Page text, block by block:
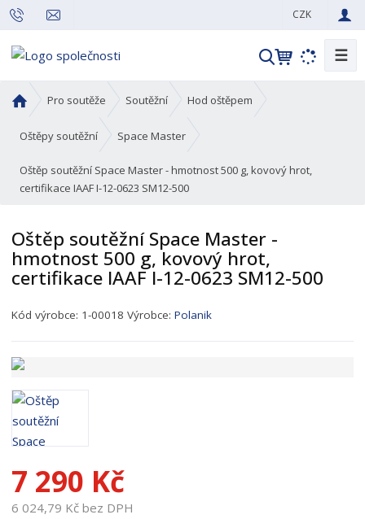
CZK
V
a
☰
o
n
í
r
a
n
Pro soutěže Soutěžní Hod oštěpem
Oštěpy soutěžní Space Master
Oštěp soutěžní Space Master - hmotnost 500 g, kovový hrot,
certifikace IAAF I-12-0623 SM12-500
Oštěp soutěžní Space Master -
hmotnost 500 g, kovový hrot,
certifikace IAAF I-12-0623 SM12-500
K
p
o
d
u
t
u
:
Kód výrobce: 1-00018 Výrobce:Polanik
7 290 Kč
6 024,79 Kč bez DPH